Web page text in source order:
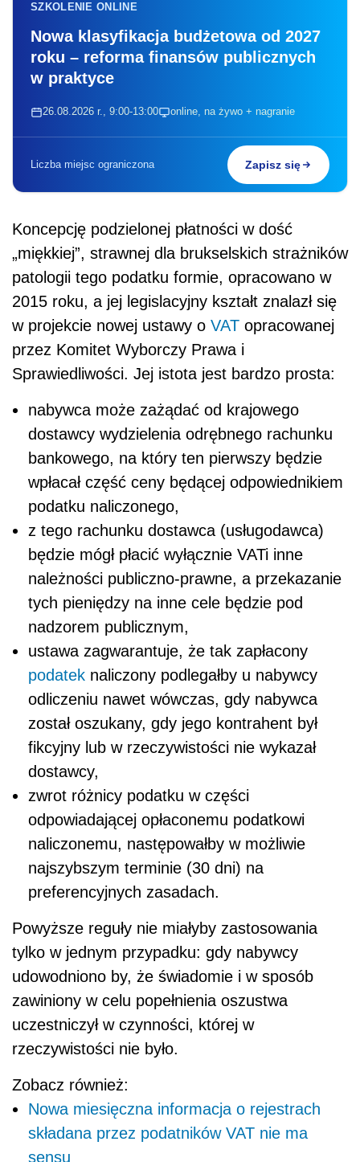
SZKOLENIE ONLINE
Nowa klasyfikacja budżetowa od 2027
roku – reforma finansów publicznych
w praktyce
26.08.2026 r., 9:00-13:00 online, na żywo + nagranie
Liczba miejsc ograniczona Zapisz się
Koncepcję podzielonej płatności w dość
„miękkiej”, strawnej dla brukselskich strażników
patologii tego podatku formie, opracowano w
2015 roku, a jej legislacyjny kształt znalazł się
w projekcie nowej ustawy o VAT opracowanej
przez Komitet Wyborczy Prawa i
Sprawiedliwości. Jej istota jest bardzo prosta:
nabywca może zażądać od krajowego
dostawcy wydzielenia odrębnego rachunku
bankowego, na który ten pierwszy będzie
wpłacał część ceny będącej odpowiednikiem
podatku naliczonego,
z tego rachunku dostawca (usługodawca)
będzie mógł płacić wyłącznie VATi inne
należności publiczno-prawne, a przekazanie
tych pieniędzy na inne cele będzie pod
nadzorem publicznym,
ustawa zagwarantuje, że tak zapłacony
podatek naliczony podlegałby u nabywcy
odliczeniu nawet wówczas, gdy nabywca
został oszukany, gdy jego kontrahent był
fikcyjny lub w rzeczywistości nie wykazał
dostawcy,
zwrot różnicy podatku w części
odpowiadającej opłaconemu podatkowi
naliczonemu, następowałby w możliwie
najszybszym terminie (30 dni) na
preferencyjnych zasadach.
Powyższe reguły nie miałyby zastosowania
tylko w jednym przypadku: gdy nabywcy
udowodniono by, że świadomie i w sposób
zawiniony w celu popełnienia oszustwa
uczestniczył w czynności, której w
rzeczywistości nie było.
Zobacz również:
Nowa miesięczna informacja o rejestrach
składana przez podatników VAT nie ma
sensu